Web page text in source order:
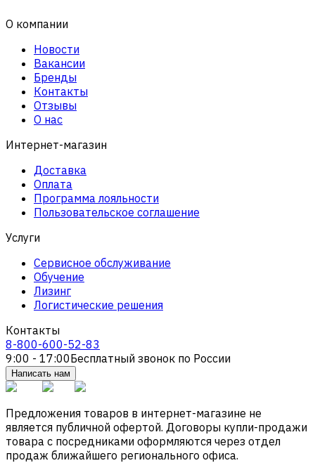
О компании
Новости
Вакансии
Бренды
Контакты
Отзывы
О нас
Интернет-магазин
Доставка
Оплата
Программа лояльности
Пользовательское соглашение
Услуги
Сервисное обслуживание
Обучение
Лизинг
Логистические решения
Контакты
8-800-600-52-83
9:00 - 17:00Бесплатный звонок по России
Написать нам
Предложения товаров в интернет-магазине не
является публичной офертой. Договоры купли-продажи
товара с посредниками оформляются через отдел
продаж ближайшего регионального офиса.